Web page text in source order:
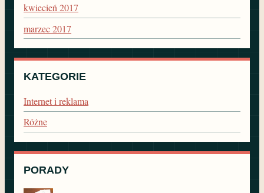
kwiecień 2017
marzec 2017
KATEGORIE
Internet i reklama
Różne
PORADY